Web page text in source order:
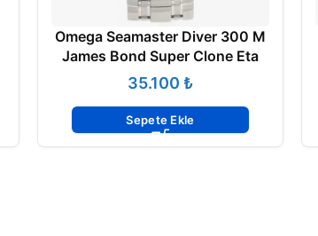
Omega Seamaster Diver 300 M
James Bond Super Clone Eta
₺
Sepete Ekle